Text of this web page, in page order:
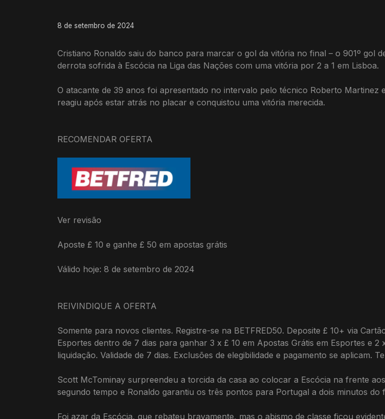
8 de setembro de 2024
Cristiano Ronaldo saiu do banco para marcar o gol da vitória no final – o 901º gol
derrota sofrida à Escócia na Liga das Nações com uma vitória por 2 a 1 em Lisboa.
O atacante de 39 anos foi apresentado no intervalo pelo técnico Roberto
reagiu após estar atrás no placar e conquistou uma vitória merecida.
RECOMENDAR OFERTA
Ver revisão
Aposte £ 10 e ganhe £ 50 em apostas grátis
Válido hoje: 8 de setembro de 2024
REIVINDIQUE A OFERTA
Somente para novos clientes. Registre-se na BETFRED50. Deposite £ 10+ via
Esportes dentro de 7 dias para ganhar 3 x £ 10 em Apostas Grátis em Esportes e
liquidação. Validade de 7 dias. Exclusões de elegibilidade e pagamento se aplicam.
Scott McTominay surpreendeu a torcida da casa ao colocar a Escócia na frente
segundo tempo e Ronaldo garantiu os três pontos para Portugal a dois minutos do
Foi azar da Escócia, que rebateu bravamente, mas o abismo de classe ficou